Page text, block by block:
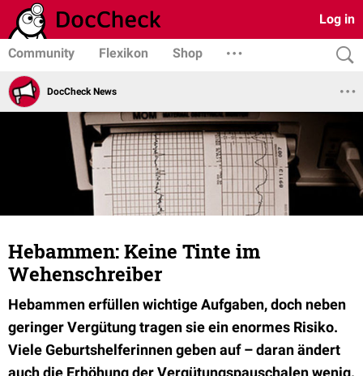
Log in
Community Flexikon Shop
DocCheck News
Hebammen: Keine Tinte im
Wehenschreiber
Hebammen erfüllen wichtige Aufgaben, doch neben
geringer Vergütung tragen sie ein enormes Risiko.
Viele Geburtshelferinnen geben auf – daran ändert
auch die Erhöhung der Vergütungspauschalen wenig.